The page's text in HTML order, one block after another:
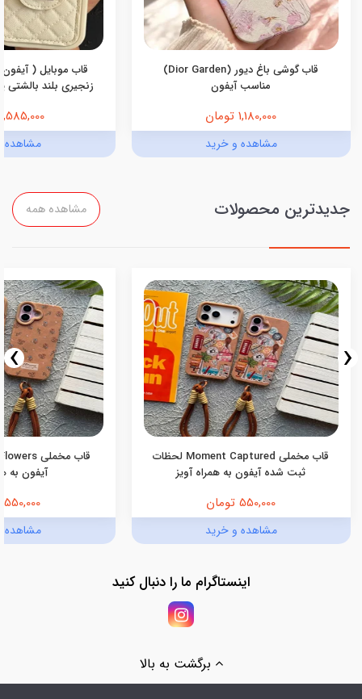
قاب گوشی باغ دیور (Dior Garden)
مناسب آیفون
1,180,000 تومان
مشاهده و خرید
قاب موبایل (
زنجیری بلند بالشتی
1,585,000 تومان
مشاهده
جدیدترین محصولات مشاهده همه
قاب مخملی Moment Captured لحظات
ثبت شده آیفون به همراه آویز
550,000 تومان
مشاهده و خرید
آیفون به
550,000 تومان
مشاهده
‹
›
اینستاگرام ما را دنبال کنید
برگشت به بالا